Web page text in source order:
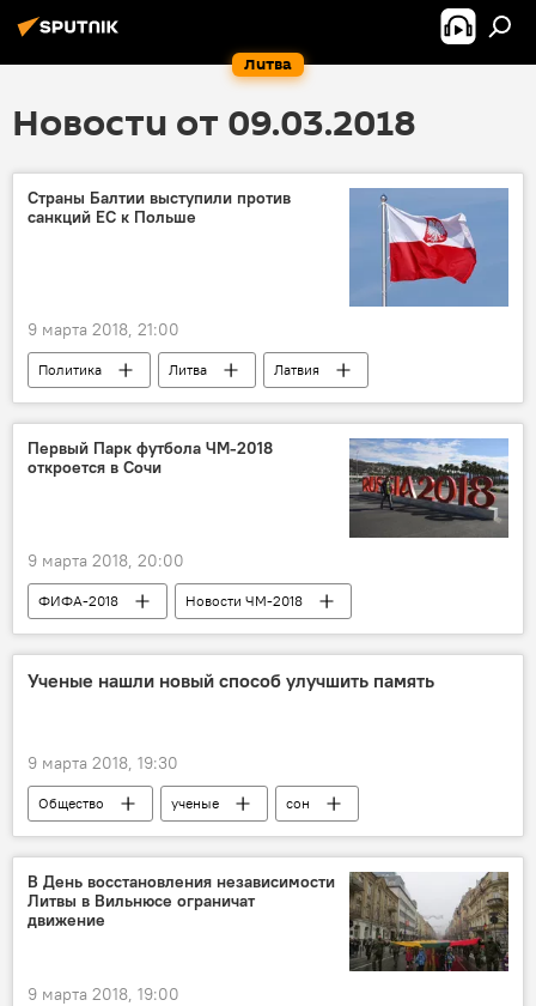
Литва
Новости от 09.03.2018
Страны Балтии выступили против
санкций ЕС к Польше
9 марта 2018, 21:00
Политика Литва
Латвия
Эстония
Польша
Евросоюз (ЕС)
Саулюс Сквернялис
Марис Кучинскис
Юри Ратас
Первый Парк футбола ЧМ-2018
откроется в Сочи
9 марта 2018, 20:00
ФИФА-2018
Новости ЧМ-2018
Сочи
FIFA (ФИФА)
Чемпионат мира по футболу
Ученые нашли новый способ улучшить память
9 марта 2018, 19:30
Общество ученые сон
В День восстановления независимости
Литвы в Вильнюсе ограничат
движение
9 марта 2018, 19:00